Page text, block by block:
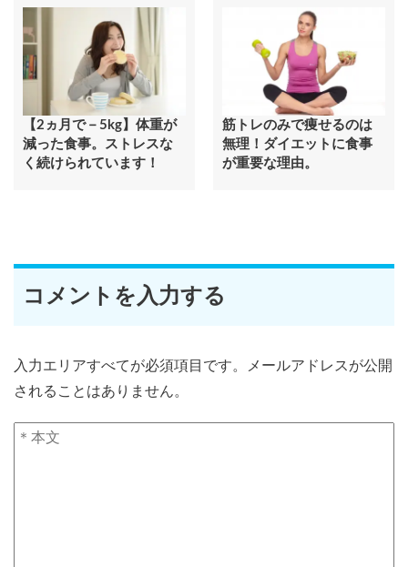
【2ヵ月で－5kg】体重が
減った食事。ストレスな
く続けられています！
筋トレのみで痩せるのは
無理！ダイエットに食事
が重要な理由。
コメントを入力する
入力エリアすべてが必須項目です。メールアドレスが公開
されることはありません。